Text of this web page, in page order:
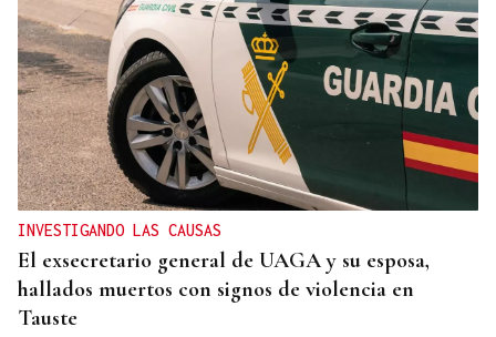
INVESTIGANDO LAS CAUSAS
El exsecretario general de UAGA y su esposa,
hallados muertos con signos de violencia en
Tauste